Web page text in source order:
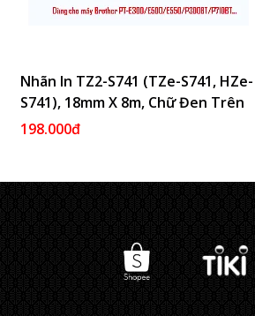
Thêm Vào Giỏ
Nhãn In TZ2-S741 (TZe-S741, HZe-
S741), 18mm X 8m, Chữ Đen Trên
Nền Xanh Lá
198.000đ